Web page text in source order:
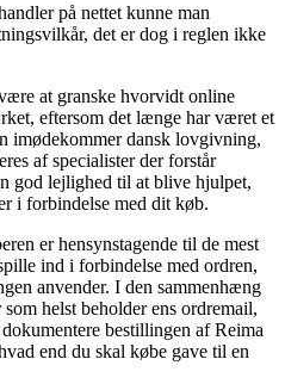
på nettet kunne man
det er dog i reglen ikke
at granske hvorvidt online
eftersom det længe har været et
imødekommer dansk lovgivning,
af specialister der forstår
god lejlighed til at blive hjulpet,
i forbindelse med dit køb.
er hensynstagende til de mest
ind i forbindelse med ordren,
anvender. I den sammenhæng
helst beholder ens ordremail,
bestillingen af Reima
end du skal købe gave til en